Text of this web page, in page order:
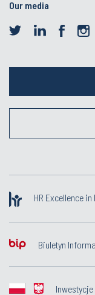
Our media
HR Excellence in
Biuletyn